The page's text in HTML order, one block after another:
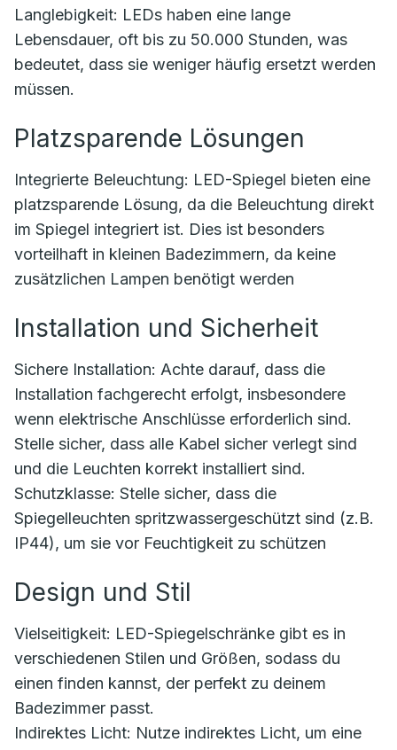
Langlebigkeit: LEDs haben eine lange
Lebensdauer, oft bis zu 50.000 Stunden, was
bedeutet, dass sie weniger häufig ersetzt werden
müssen.
Platzsparende Lösungen
Integrierte Beleuchtung: LED-Spiegel bieten eine
platzsparende Lösung, da die Beleuchtung direkt
im Spiegel integriert ist. Dies ist besonders
vorteilhaft in kleinen Badezimmern, da keine
zusätzlichen Lampen benötigt werden
Installation und Sicherheit
Sichere Installation: Achte darauf, dass die
Installation fachgerecht erfolgt, insbesondere
wenn elektrische Anschlüsse erforderlich sind.
Stelle sicher, dass alle Kabel sicher verlegt sind
und die Leuchten korrekt installiert sind.
Schutzklasse: Stelle sicher, dass die
Spiegelleuchten spritzwassergeschützt sind (z.B.
IP44), um sie vor Feuchtigkeit zu schützen
Design und Stil
Vielseitigkeit: LED-Spiegelschränke gibt es in
verschiedenen Stilen und Größen, sodass du
einen finden kannst, der perfekt zu deinem
Badezimmer passt.
Indirektes Licht: Nutze indirektes Licht, um eine